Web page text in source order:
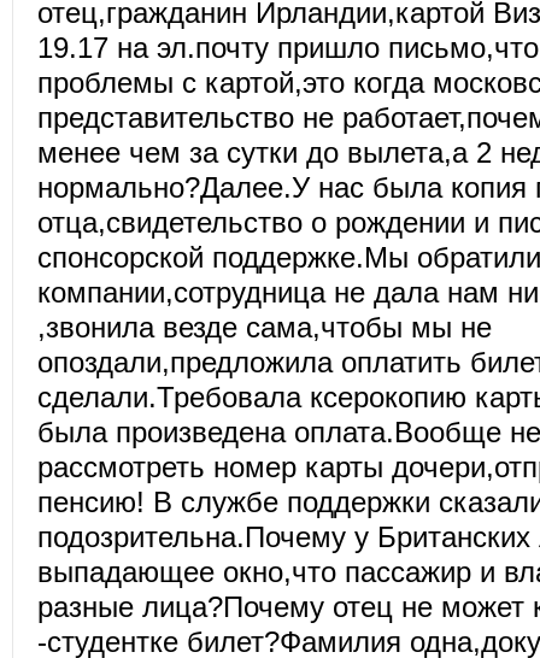
отец,гражданин Ирландии,картой
19.17 на эл.почту пришло
проблемы с картой,это когда
представительство не
менее чем за сутки до вылета,а 2
нормально?Далее.У нас была копия
отца,свидетельство о рождении и
спонсорской поддержке.Мы
компании,сотрудница не дала нам
,звонила везде сама,чтобы мы не
опоздали,предложила оплатить
сделали.Требовала ксерокопию
была произведена оплата.Вообще
рассмотреть номер карты
пенсию! В службе поддержки
подозрительна.Почему у
выпадающее окно,что пассажир и
разные лица?Почему отец не может
-студентке билет?Фамилия